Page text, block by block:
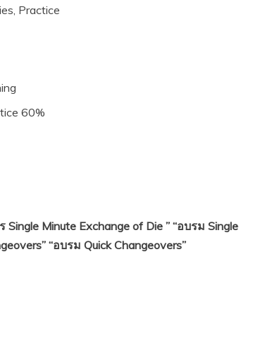
Practice
60%
Minute Exchange of Die ” “อบรม Single
“อบรม Quick Changeovers”